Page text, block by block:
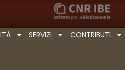
SERVIZI CONTRIBUTI